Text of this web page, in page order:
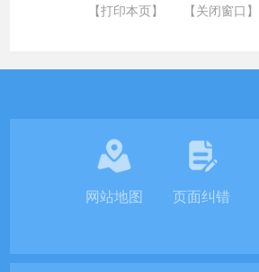
【打印本页】 【关闭窗口】
网站地图 页面纠错